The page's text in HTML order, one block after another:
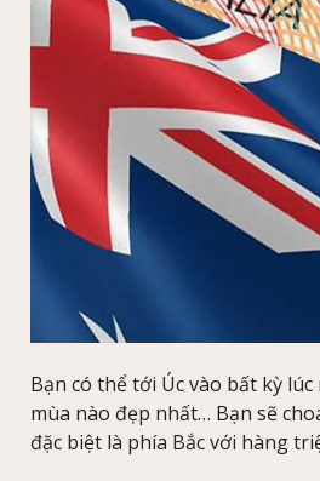
Bạn có thể tới Úc vào bất kỳ
mùa nào đẹp nhất… Bạn sẽ
đặc biệt là phía Bắc với hàng